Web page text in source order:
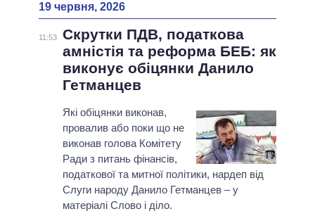
19 червня, 2026
11:53
Скрутки ПДВ, податкова
амністія та реформа БЕБ: як
виконує обіцянки Данило
Гетманцев
Які обіцянки виконав,
провалив або поки що не
виконав голова Комітету
Ради з питань фінансів,
податкової та митної політики, нардеп від
Слуги народу Данило Гетманцев – у
матеріалі Слово і діло.